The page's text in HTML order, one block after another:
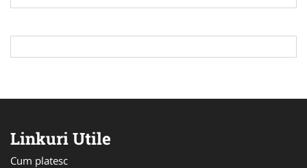
Linkuri Utile
Cum platesc